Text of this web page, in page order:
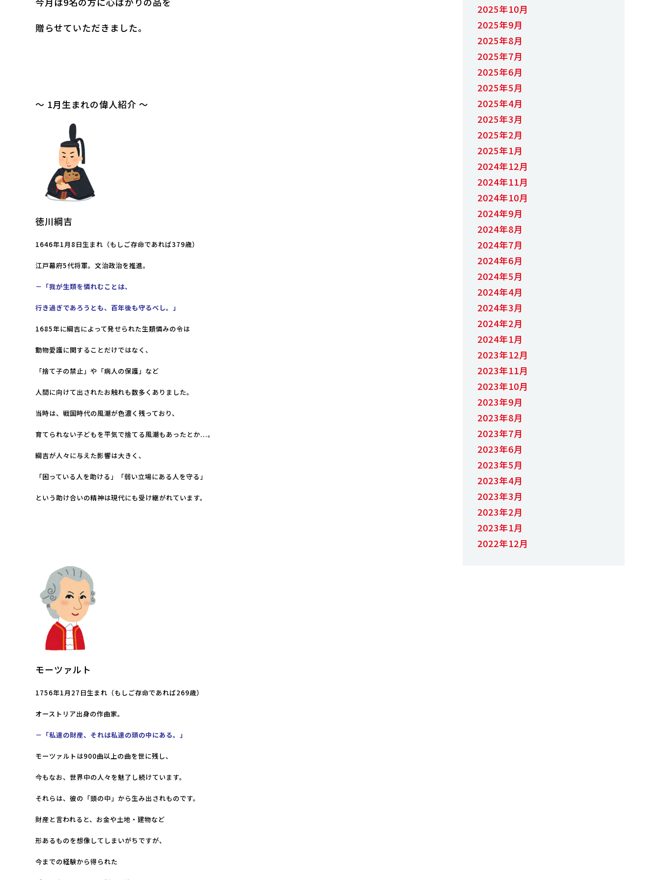
贈らせていただきました。
～ 1月生まれの偉人紹介 ～
徳川綱吉
1646年1月8日生まれ（もしご存命であれば379歳）
江戸幕府5代将軍。文治政治を推進。
－「我が生類を憐れむことは、
行き過ぎであろうとも、百年後も守るべし。 」
1685年に綱吉によって発せられた生類憐みの令は
動物愛護に関することだけではなく、
「捨て子の禁止」や「病人の保護」など
人間に向けて出されたお触れも数多くありました。
当時は、戦国時代の風潮が色濃く残っており、
育てられない子どもを平気で捨てる風潮もあったとか...。
綱吉が人々に与えた影響は大きく、
「困っている人を助ける」「弱い立場にある人を守る」
という助け合いの精神は現代にも受け継がれています。
モーツァルト
1756年1月27日生まれ（もしご存命であれば269歳）
オーストリア出身の作曲家。
－「私達の財産、それは私達の頭の中にある。」
モーツァルトは900曲以上の曲を世に残し、
今もなお、世界中の人々を魅了し続けています。
それらは、彼の「頭の中」から生み出されものです。
財産と言われると、お金や土地・建物など
形あるものを想像してしまいがちですが、
今までの経験から得られた
2025年10月
2025年9月
2025年8月
2025年7月
2025年6月
2025年5月
2025年4月
2025年3月
2025年2月
2025年1月
2024年12月
2024年11月
2024年10月
2024年9月
2024年8月
2024年7月
2024年6月
2024年5月
2024年4月
2024年3月
2024年2月
2024年1月
2023年12月
2023年11月
2023年10月
2023年9月
2023年8月
2023年7月
2023年6月
2023年5月
2023年4月
2023年3月
2023年2月
2023年1月
2022年12月